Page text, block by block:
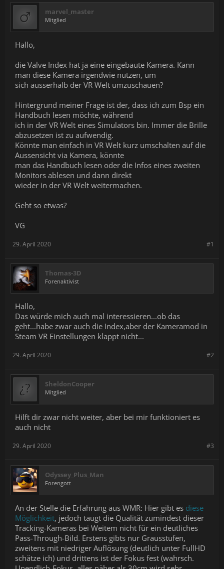
marvel_master
Mitglied
Hallo,
die Valve Index hat ja eine eingebaute Kamera. Kann
man diese Kamera irgendwie nutzen, um
sich ausserhalb der VR Welt umzuschauen?
Hintergrund meiner Frage ist der, dass ich zum Bsp ein
Handbuch lesen möchte, während
ich in der VR Welt eines Simulators bin. Immer die Brille
abzusetzen ist zu aufwendig.
Könnte man einfach in VR Welt kurz umschalten auf die
Aussensicht via Kamera, könnte
man das Handbuch lesen oder die Infos eines zweiten
Monitors ablesen und dann direkt
wieder in der VR Welt weitermachen.
Geht so etwas?
VG
#1
29. April 2020
Thomas-3D
Forenaktivist
Hallo,
Das würde mich auch mal interessieren...ob das
geht...habe zwar auch die Index,aber der Kameramod in
Steam VR Einstellungen klappt nicht...
#2
29. April 2020
SheldonCooper
Mitglied
Hilft dir zwar nicht weiter, aber bei mir funktioniert es
auch nicht
#3
29. April 2020
Odyssey_Plus_Man
Forengott
An der Stelle die Erfahrung aus WMR: Hier gibt es diese
Möglichkeit, jedoch taugt die Qualität zumindest dieser
Tracking-Kameras bei Weitem nicht für ein deutliches
Pass-Through-Bild. Erstens gibts nur Grausstufen,
zweitens mit niedriger Auflösung (deutlich unter FullHD
schätze ich) und drittens ist der Fokus fest (wahrsch.